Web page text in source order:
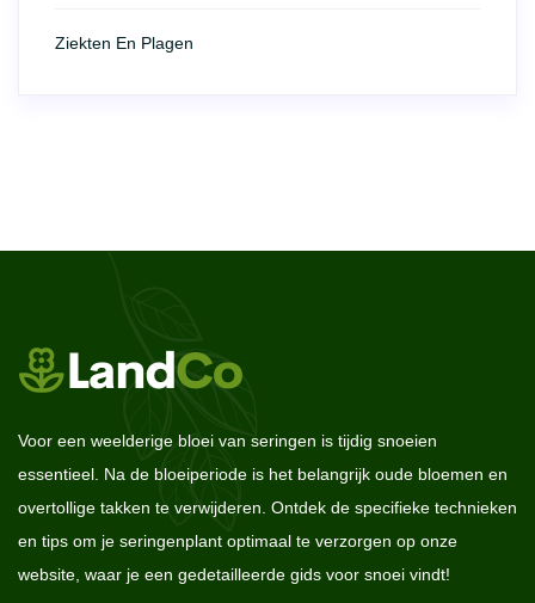
Ziekten En Plagen
Voor een weelderige bloei van seringen is tijdig snoeien
essentieel. Na de bloeiperiode is het belangrijk oude bloemen en
overtollige takken te verwijderen. Ontdek de specifieke technieken
en tips om je seringenplant optimaal te verzorgen op onze
website, waar je een gedetailleerde gids voor snoei vindt!